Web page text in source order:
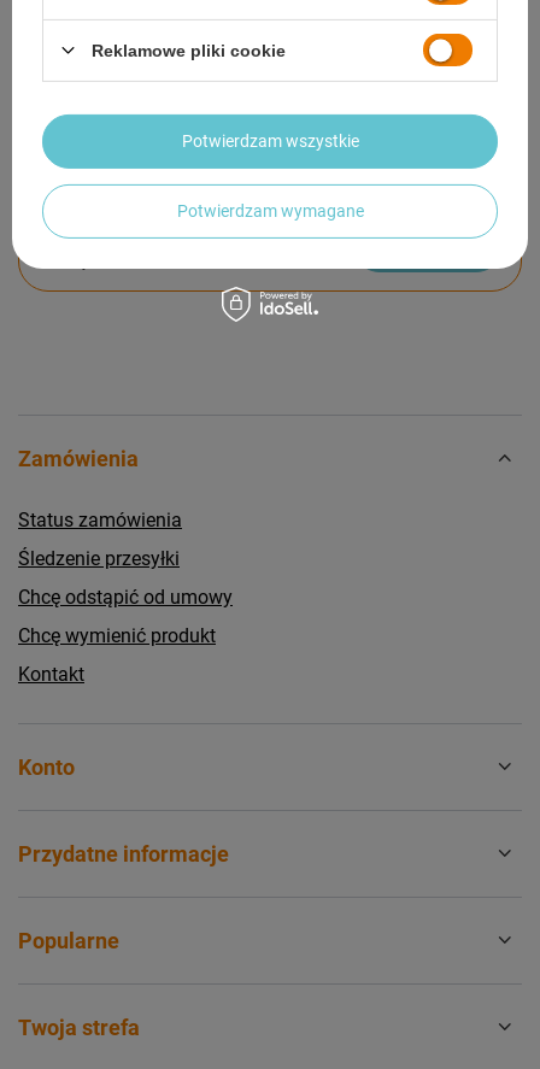
GWARANCJA
Potrzebujesz pomocy? Masz pytania?
Zadaj pytanie a my odpowiemy niezwłocznie,
Zadaj pytanie
Zamówienia
Status zamówienia
Śledzenie przesyłki
Chcę odstąpić od umowy
Chcę wymienić produkt
Kontakt
Konto
Przydatne informacje
Popularne
Twoja strefa
Reklamowe pliki cookie
Potwierdzam wymagane
Potwierdzam wszystkie